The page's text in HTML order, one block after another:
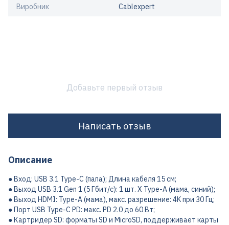
Виробник Cablexpert
Добавьте первый отзыв
Написать отзыв
Описание
● Вход: USB 3.1 Type-C (папа); Длина кабеля 15 см;
● Выход USB 3.1 Gen 1 (5 Гбит/с): 1 шт. X Type-A (мама, синий);
● Выход HDMI: Type-A (мама), макс. разрешение: 4K при 30 Гц;
● Порт USB Type-C PD: макс. PD 2.0 до 60 Вт;
● Картридер SD: форматы SD и MicroSD, поддерживает карты